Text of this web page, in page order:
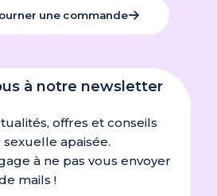
une commande
à notre newsletter
offres et conseils
apaisée.
à ne pas vous envoyer
mails !